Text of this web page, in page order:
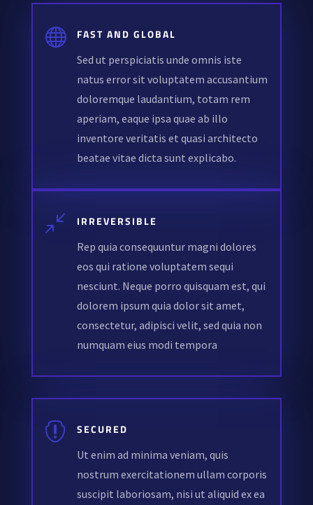
 FAST AND GLOBAL
Sed ut perspiciatis unde omnis iste
natus error sit voluptatem accusantium
doloremque laudantium, totam rem
aperiam, eaque ipsa quae ab illo
inventore veritatis et quasi architecto
beatae vitae dicta sunt explicabo.
/ IRREVERSIBLE
Rep quia consequuntur magni dolores
eos qui ratione voluptatem sequi
nesciunt. Neque porro quisquam est, qui
dolorem ipsum quia dolor sit amet,
consectetur, adipisci velit, sed quia non
numquam eius modi tempora
 SECURED
Ut enim ad minima veniam, quis
nostrum exercitationem ullam corporis
suscipit laboriosam, nisi ut aliquid ex ea